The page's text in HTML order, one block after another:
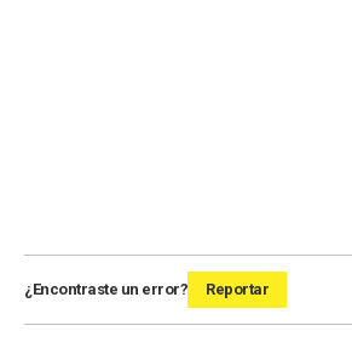
¿Encontraste un error? Reportar